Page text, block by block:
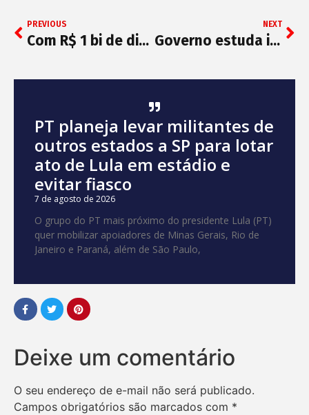
PREVIOUS
Com R$ 1 bi de dinheiro público em 2022, União Brasil privilegia eleição para Câmara e em 5 Estados
NEXT
Governo estuda igualar salário máximo de delegado da PF ao de ministro do STF
PT planeja levar militantes de
outros estados a SP para lotar
ato de Lula em estádio e
evitar fiasco
7 de agosto de 2026
O grupo do PT mais próximo do presidente Lula (PT)
quer mobilizar apoiadores de Minas Gerais, Rio de
Janeiro e Paraná, além de São Paulo,
Deixe um comentário
O seu endereço de e-mail não será publicado.
Campos obrigatórios são marcados com *